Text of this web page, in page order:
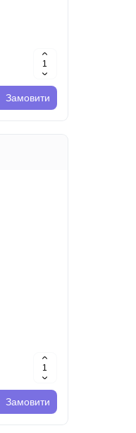
Замовити
Замовити